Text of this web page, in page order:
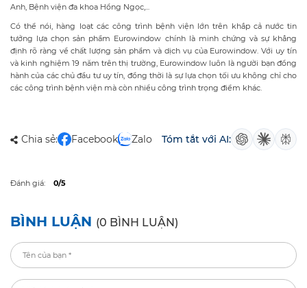
Anh, Bệnh viện đa khoa Hồng Ngọc,...
Có thể nói, hàng loạt các công trình bệnh viện lớn trên khắp cả nước tin
tưởng lựa chọn sản phẩm Eurowindow chính là minh chứng và sự khẳng
định rõ ràng về chất lượng sản phẩm và dịch vụ của Eurowindow. Với uy tín
và kinh nghiệm 19 năm trên thị trường, Eurowindow luôn là người bạn đồng
hành của các chủ đầu tư uy tín, đồng thời là sự lựa chọn tối ưu không chỉ cho
các công trình bệnh viện mà còn nhiều công trình trọng điểm khác.
Chia sẻ: Facebook Zalo Tóm tắt với AI:
Đánh giá: 0/5
BÌNH LUẬN (0 BÌNH LUẬN)